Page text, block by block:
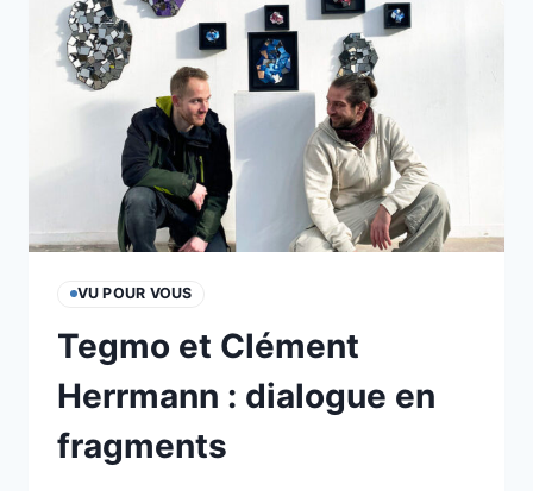
KLOIX
VU POUR VOUS
Tegmo et Clément
Herrmann : dialogue en
fragments